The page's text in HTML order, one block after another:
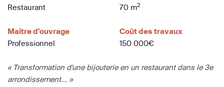
Restaurant
70 m2
Maître d'ouvrage
Professionnel
Coût des travaux
150 000€
« Transformation d'une bijouterie en un restaurant dans le 3e
arrondissement... »